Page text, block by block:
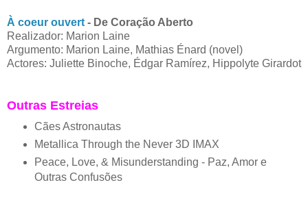
À coeur ouvert - De Coração Aberto
Realizador: Marion Laine
Argumento: Marion Laine, Mathias Énard (novel)
Actores: Juliette Binoche, Édgar Ramírez, Hippolyte Girardot
Outras Estreias
Cães Astronautas
Metallica Through the Never 3D IMAX
Peace, Love, & Misunderstanding - Paz, Amor e
Outras Confusões